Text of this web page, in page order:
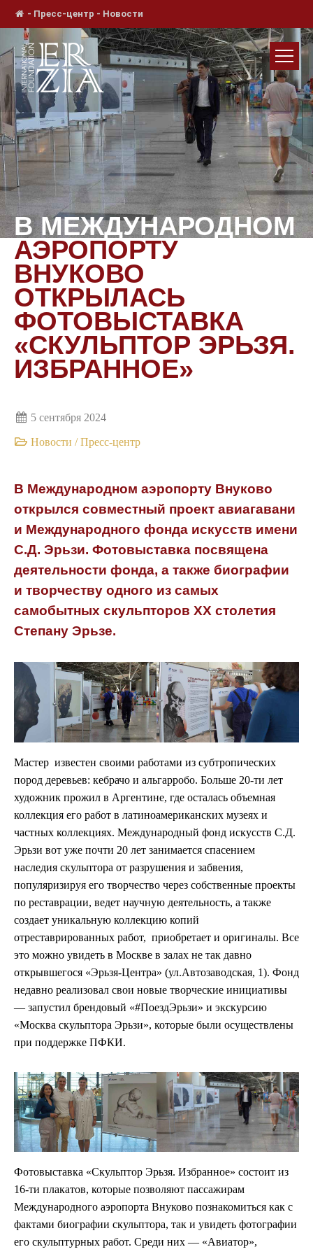
- Пресс-центр - Новости
В МЕЖДУНАРОДНОМ
АЭРОПОРТУ
ВНУКОВО
ОТКРЫЛАСЬ
ФОТОВЫСТАВКА
«СКУЛЬПТОР ЭРЬЗЯ.
ИЗБРАННОЕ»
5 сентября 2024
Новости /Пресс-центр
В Международном аэропорту Внуково
открылся совместный проект авиагавани
и Международного фонда искусств имени
С.Д. Эрьзи. Фотовыставка посвящена
деятельности фонда, а также биографии
и творчеству одного из самых
самобытных скульпторов XX столетия
Степану Эрьзе.
Мастер известен своими работами из субтропических
пород деревьев: кебрачо и альгарробо. Больше 20-ти лет
художник прожил в Аргентине, где осталась объемная
коллекция его работ в латиноамериканских музеях и
частных коллекциях. Международный фонд искусств С.Д.
Эрьзи вот уже почти 20 лет занимается спасением
наследия скульптора от разрушения и забвения,
популяризируя его творчество через собственные проекты
по реставрации, ведет научную деятельность, а также
создает уникальную коллекцию копий
отреставрированных работ, приобретает и оригиналы. Все
это можно увидеть в Москве в залах не так давно
открывшегося «Эрьзя-Центра» (ул.Автозаводская, 1). Фонд
недавно реализовал свои новые творческие инициативы
— запустил брендовый «#ПоездЭрьзи» и экскурсию
«Москва скульптора Эрьзи», которые были осуществлены
при поддержке ПФКИ.
Фотовыставка «Скульптор Эрьзя. Избранное» состоит из
16-ти плакатов, которые позволяют пассажирам
Международного аэропорта Внуково познакомиться как с
фактами биографии скульптора, так и увидеть фотографии
его скульптурных работ. Среди них — «Авиатор»,